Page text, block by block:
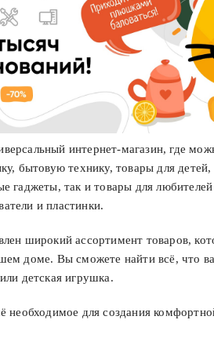
интернет-магазин, где
бытовую технику, товары для
гаджеты, так и товары для
и пластинки.
широкий ассортимент товаров,
доме. Вы сможете найти всё, что
детская игрушка.
необходимое для создания